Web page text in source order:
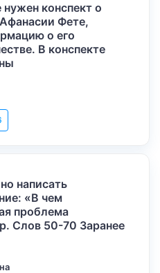
конспект о
Фете,
о его
В конспекте
написать
«В чем
проблема
Слов 50-70 Заранее